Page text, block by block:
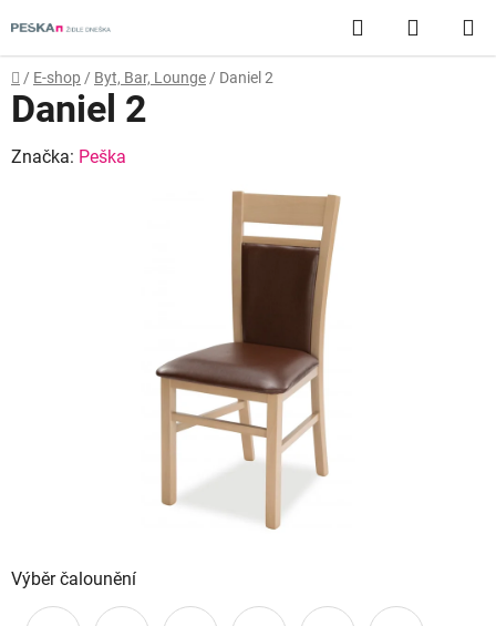
na
obsah
Hledat
KOŠÍK
Domů
/ E-shop / Byt, Bar, Lounge / Daniel 2
Výběr čalounění
Daniel 2
Značka: Peška